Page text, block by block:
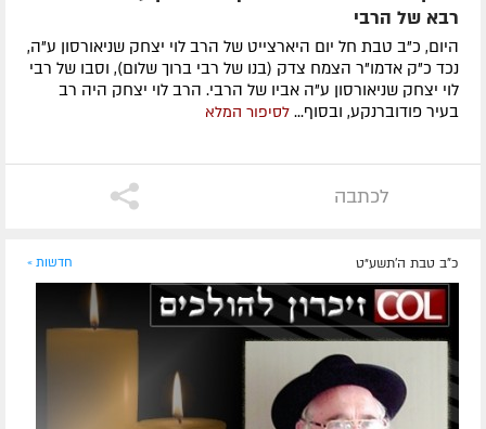
רבא של הרבי
היום, כ"ב טבת חל יום היארצייט של הרב לוי יצחק שניאורסון ע"ה,
נכד כ"ק אדמו"ר הצמח צדק (בנו של רבי ברוך שלום), וסבו של רבי
לוי יצחק שניאורסון ע"ה אביו של הרבי. הרב לוי יצחק היה רב
בעיר פודוברנקע, ובסוף... לסיפור המלא
לכתבה
כ"ב טבת ה׳תשע״ט חדשות »